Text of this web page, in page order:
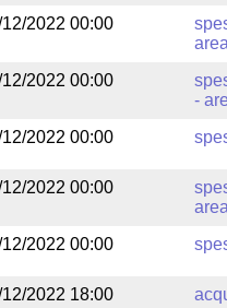
12/2022 00:00
12/2022 00:00
-
12/2022 00:00
12/2022 00:00
12/2022 00:00
12/2022 18:00